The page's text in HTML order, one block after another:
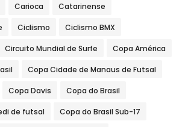
Carioca Catarinense
Ciclismo Ciclismo BMX
Circuito Mundial de Surfe Copa América
Copa Cidade de Manaus de Futsal
Copa Davis Copa do Brasil
de futsal Copa do Brasil Sub-17